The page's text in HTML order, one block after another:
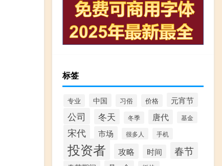
标签
专业 中国 习俗 价格 元宵节
公司 冬天 冬季 唐代 基金
宋代 市场 很多人 手机
投资者 攻略 时间 春节